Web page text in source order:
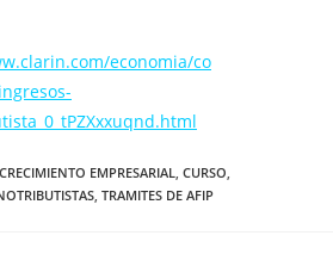
economia/co
CRECIMIENTO EMPRESARIAL CURSO
TRAMITES DE AFIP